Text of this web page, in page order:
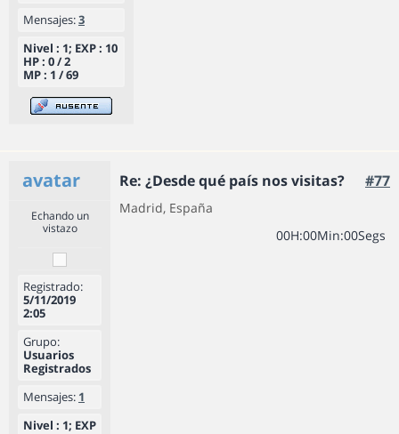
Mensajes:3
Nivel : 1; EXP : 10
HP : 0 / 2
MP : 1 / 69
avatar Re: ¿Desde qué país nos visitas? #77
Echando un
vistazo
Registrado:
5/11/2019
2:05
Grupo:
Usuarios
Registrados
Mensajes: 1
Nivel : 1; EXP
Madrid, España
00H:00Min:00Segs